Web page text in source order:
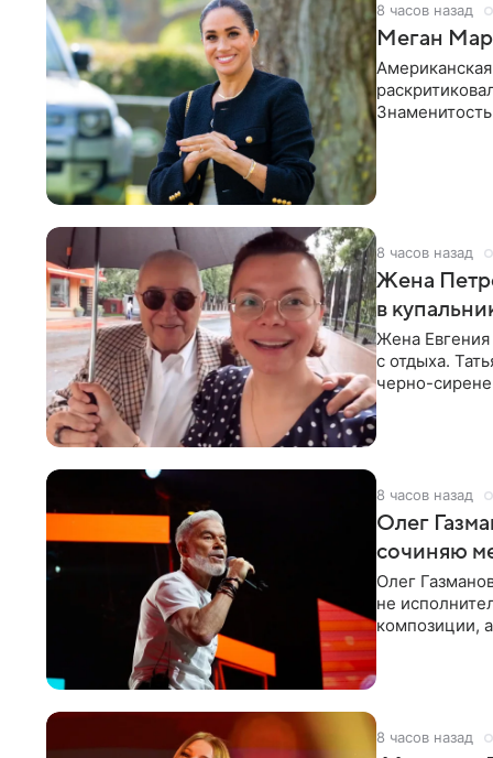
8 часов назад
Меган
8 часов назад
Жена
в
Жена
с отдыха.
черно-
8 часов назад
Олег
сочиняю
Олег
не
композиции,
8 часов назад